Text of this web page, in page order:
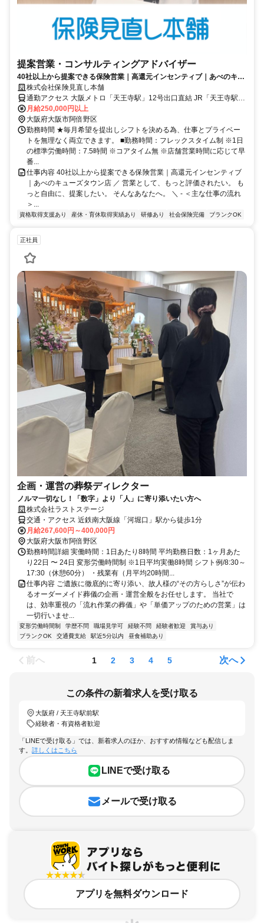
提案営業・コンサルティングアドバイザー
40社以上から提案できる保険営業｜高還元インセンティブ｜あべのキュ
ーズタウン店
株式会社保険見直し本舗
通勤アクセス 大阪メトロ「天王寺駅」12号出口直結 JR「天王寺駅」
南口から徒歩3分 近鉄南大阪線「大阪阿部野橋駅」西改札から徒歩3
分 阪堺電気軌道上町線「天王寺駅前停留場」から徒歩2分
月給250,000円以上
大阪府大阪市阿倍野区
勤務時間 ★毎月希望を提出しシフトを決める為、仕事とプライベー
トを無理なく両立できます。 ■勤務時間：フレックスタイム制 ※1日
の標準労働時間：7.5時間 ※コアタイム無 ※店舗営業時間に応じて早
番...
仕事内容 40社以上から提案できる保険営業｜高還元インセンティブ
｜あべのキューズタウン店 ／ 営業として、もっと評価されたい。 も
っと自由に、提案したい。 そんなあなたへ。 ＼ - ＜主な仕事の流れ
＞...
資格取得支援あり 産休・育休取得実績あり 研修あり 社会保険完備 ブランクOK
正社員
企画・運営の葬祭ディレクター
ノルマ一切なし！「数字」より「人」に寄り添いたい方へ
株式会社ラストステージ
交通・アクセス 近鉄南大阪線「河堀口」駅から徒歩1分
月給267,600円～400,000円
大阪府大阪市阿倍野区
勤務時間詳細 実働時間：1日あたり8時間 平均勤務日数：1ヶ月あた
り22日 〜 24日 変形労働時間制 ※1日平均実働8時間 シフト例/8:30～
17:30（休憩60分） ・残業有（月平均20時間...
仕事内容 ご遺族に徹底的に寄り添い、故人様の“その方らしさ”が伝わ
るオーダーメイド葬儀の企画・運営全般をお任せします。 当社で
は、効率重視の「流れ作業の葬儀」や「単価アップのための営業」は
一切行いませ...
変形労働時間制 学歴不問 職場見学可 経験不問 経験者歓迎
賞与あり
ブランクOK
交通費支給 駅近5分以内 昼食補助あり
前へ 1 2 3 4 5 次へ
この条件の新着求人を受け取る
大阪府 / 天王寺駅前駅
経験者・有資格者歓迎
「LINEで受け取る」では、新着求人のほか、おすすめ情報なども配信しま
す。 詳しくはこちら
LINEで受け取る
メールで受け取る
アプリを無料ダウンロード